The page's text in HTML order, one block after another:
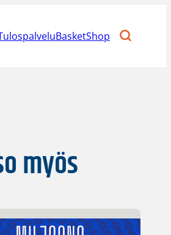
BasketShop
myös